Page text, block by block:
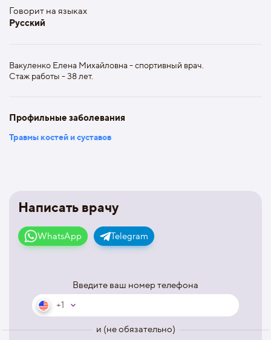
Написать врачу
WhatsApp Telegram
Введите ваш номер телефона
+1
и (не обязательно)
Говорит на языках
Русский
Вакуленко Елена Михайловна - спортивный врач.
Стаж работы - 38 лет.
Профильные заболевания
Травмы костей и суставов